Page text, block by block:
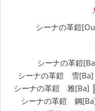
シーナの革鎧
シーナの革鎧
シーナの革鎧 雪[Ba]
シーナの革鎧 雅[Ba]
シーナの革鎧 鋼